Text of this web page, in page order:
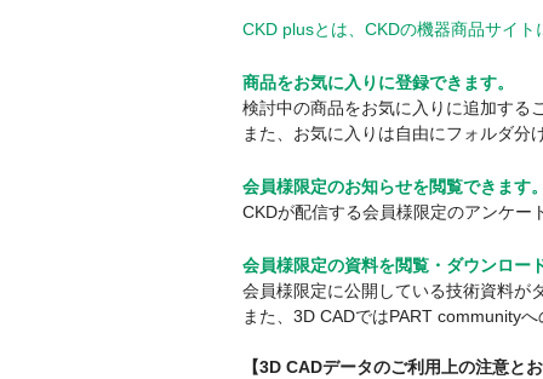
CKD plusとは、CKDの機器商品サイ
商品をお気に入りに登録できます。
検討中の商品をお気に入りに追加する
また、お気に入りは自由にフォルダ
会員様限定のお知らせを閲覧できます
CKDが配信する会員様限定のアンケー
会員様限定の資料を閲覧・ダウンロー
会員様限定に公開している技術資料が
また、3D CADではPART community
【3D CADデータのご利用上の注意と